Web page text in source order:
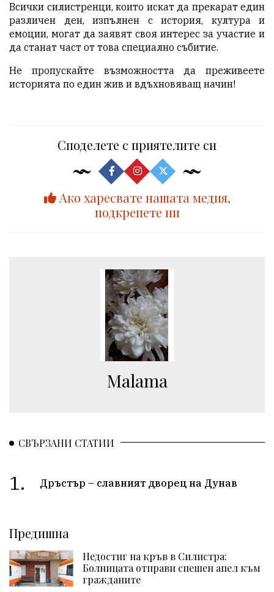
Всички силистренци, които искат да прекарат един
различен ден, изпълнен с история, култура и
емоции, могат да заявят своя интерес за участие и
да станат част от това специално събитие.
Не пропускайте възможността да преживеете
историята по един жив и вдъхновяващ начин!
Споделете с приятелите си
Ако харесвате нашата медия,
подкрепете ни
Malama
СВЪРЗАНИ СТАТИИ
1. Дръстър – славният дворец на Дунав
Предишна
Недостиг на кръв в Силистра:
Болницата отправи спешен апел към
гражданите